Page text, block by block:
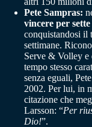
Pete Sampras:
vincere per
conquistandosi il
settimane.
Serve & Volley e
tempo stesso
senza eguali,
2002. Per lui, in
citazione che
Larsson: “Per
Dio!”.